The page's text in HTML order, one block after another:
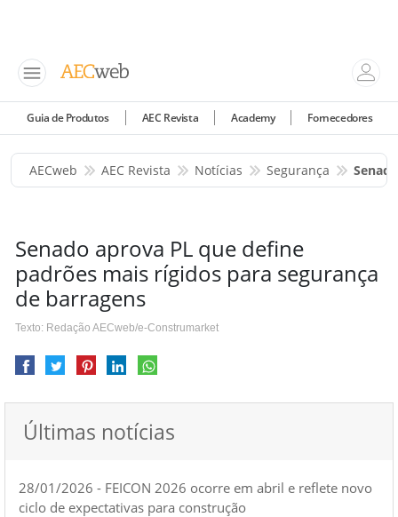
Guia de Produtos AEC Revista Academy Fornecedores
AECweb AEC Revista Notícias Segurança
Senado aprova PL que define
padrões mais rígidos para segurança
de barragens
Texto: Redação AECweb/e-Construmarket
Últimas notícias
28/01/2026 - FEICON 2026 ocorre em abril e reflete novo
ciclo de expectativas para construção